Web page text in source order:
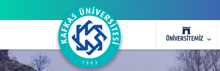
ÜNİVERSİTEMİZ